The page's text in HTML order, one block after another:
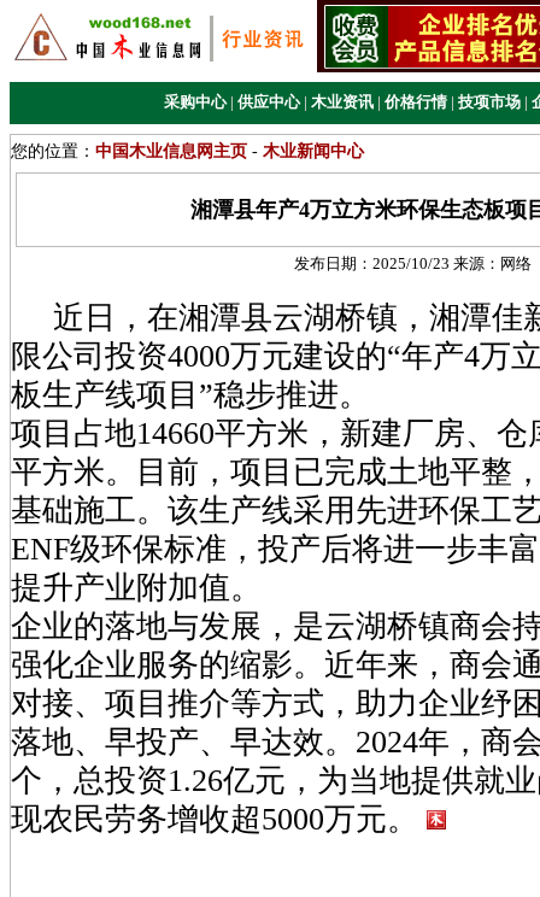
采购中心 | 供应中心 | 木业资讯 | 价格行情 | 技项市场 |
您的位置： 中国木业信息网主页 - 木业新闻中心
湘潭县年产4万立方米环保生态板项
发布日期： 2025/10/23 来源： 网络
近日，在湘潭县云湖桥镇，湘潭佳
限公司投资4000万元建设的“年产4万
板生产线项目”稳步推进。
项目占地14660平方米，新建厂房、仓
平方米。目前，项目已完成土地平整
基础施工。该生产线采用先进环保工
ENF级环保标准，投产后将进一步丰
提升产业附加值。
企业的落地与发展，是云湖桥镇商会
强化企业服务的缩影。近年来，商会
对接、项目推介等方式，助力企业纾
落地、早投产、早达效。2024年，商
个，总投资1.26亿元，为当地提供就
现农民劳务增收超5000万元。